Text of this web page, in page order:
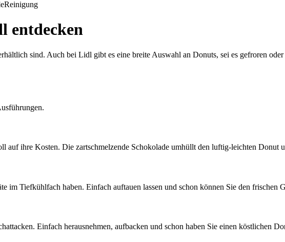
Reinigung
entdecken
sind. Auch bei Lidl gibt es eine breite Auswahl an Donuts, sei es gefroren
auf ihre Kosten. Die zartschmelzende Schokolade umhüllt den luftig-leichten Donut
Tiefkühlfach haben. Einfach auftauen lassen und schon können Sie den frischen
Einfach herausnehmen, aufbacken und schon haben Sie einen köstlichen